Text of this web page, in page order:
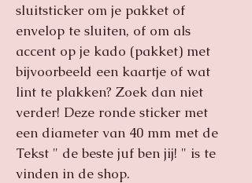
sluitsticker om je pakket of
envelop te sluiten, of om als
accent op je kado (pakket) met
bijvoorbeeld een kaartje of wat
lint te plakken? Zoek dan niet
verder! Deze ronde sticker met
een diameter van 40 mm met de
Tekst " de beste juf ben jij! " is te
vinden in de shop.